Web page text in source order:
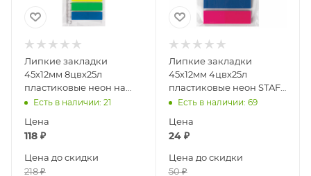
Липкие закладки
45х12мм 8цвх25л
пластиковые неон на
линейке BRAUBERG
Есть в наличии: 21
Цена
118 ₽
Цена до скидки
218₽
Липкие закладки
45х12мм 4цвх25л
пластиковые неон STAFF
127148
Есть в наличии: 69
Цена
24₽
Цена до скидки
50₽